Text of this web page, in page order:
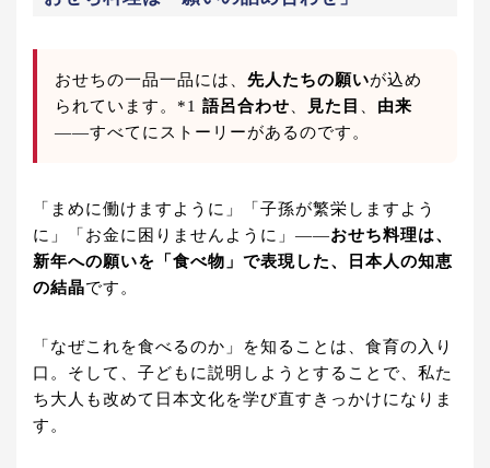
おせちの一品一品には、 先人たちの願いが込め
られています。*1 語呂合わせ、 見た目 、 由来
——すべてにストーリーがあるのです。
「まめに働けますように」「子孫が繁栄しますよう
に」「お金に困りませんように」——おせち料理は、
新年への願いを「食べ物」で表現した、日本人の知恵
の結晶です。
「なぜこれを食べるのか」を知ることは、食育の入り
口。そして、子どもに説明しようとすることで、私た
ち大人も改めて日本文化を学び直すきっかけになりま
す。